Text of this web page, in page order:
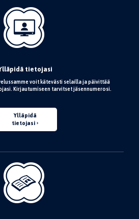
tietojasi
voit kätevästi selailla ja päivittää
Kirjautumiseen tarvitset jäsennumerosi.
Ylläpidä
tietojasi